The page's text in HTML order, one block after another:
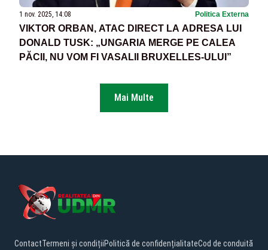
1 nov. 2025, 14:08 Politica Externa
VIKTOR ORBAN, ATAC DIRECT LA ADRESA LUI
DONALD TUSK: „UNGARIA MERGE PE CALEA
PĂCII, NU VOM FI VASALII BRUXELLES-ULUI”
Mai Multe
ContactTermeni și condițiiPolitică de confidențialitateCod de conduită